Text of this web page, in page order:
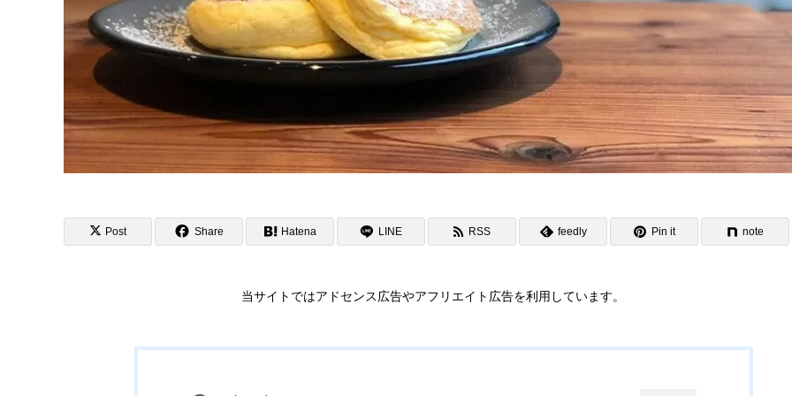
Post Share Hatena LINE RSS feedly Pin it note
当サイトではアドセンス広告やアフリエイト広告を利用しています。